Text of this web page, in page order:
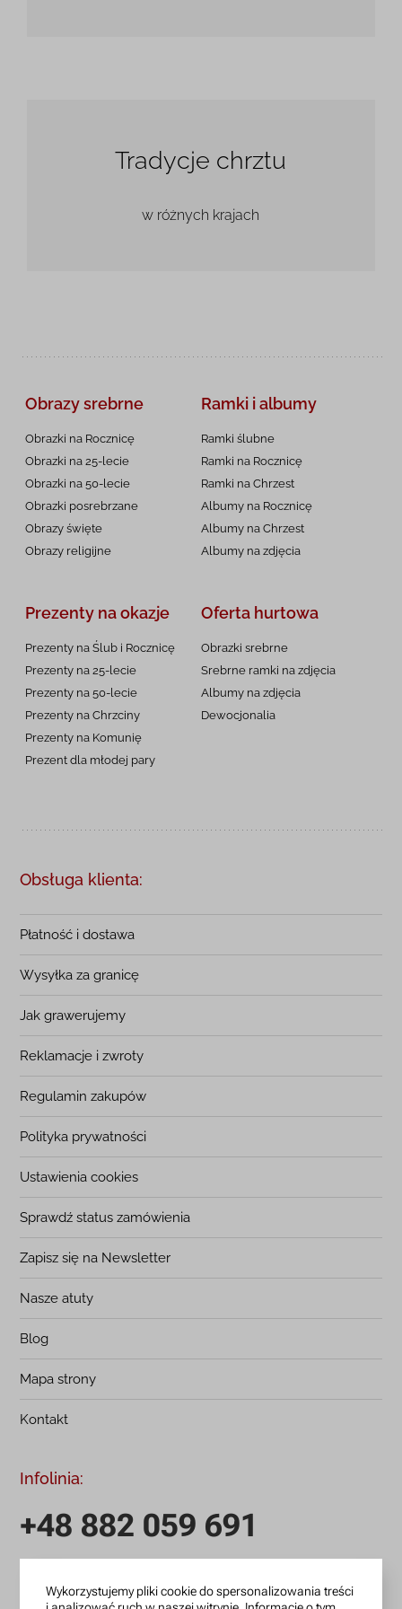
Tradycje chrztu
w różnych krajach
Obrazy srebrne
Obrazki na Rocznicę
Obrazki na 25-lecie
Obrazki na 50-lecie
Obrazki posrebrzane
Obrazy święte
Obrazy religijne
Ramki i albumy
Ramki ślubne
Ramki na Rocznicę
Ramki na Chrzest
Albumy na Rocznicę
Albumy na Chrzest
Albumy na zdjęcia
Prezenty na okazje
Prezenty na Ślub i Rocznicę
Prezenty na 25-lecie
Prezenty na 50-lecie
Prezenty na Chrzciny
Prezenty na Komunię
Prezent dla młodej pary
Oferta hurtowa
Obrazki srebrne
Srebrne ramki na zdjęcia
Albumy na zdjęcia
Dewocjonalia
Obsługa klienta:
Płatność i dostawa
Wysyłka za granicę
Jak grawerujemy
Reklamacje i zwroty
Regulamin zakupów
Polityka prywatności
Ustawienia cookies
Sprawdź status zamówienia
Zapisz się na Newsletter
Nasze atuty
Blog
Mapa strony
Kontakt
Infolinia:
+48 882 059 691
zamowienia@lanotti.com
Wykorzystujemy pliki cookie do spersonalizowania treści